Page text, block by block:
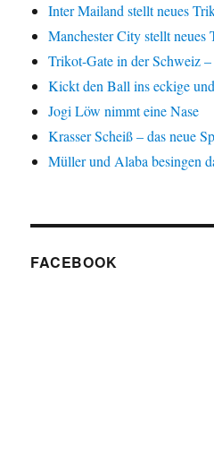
Inter Mailand stellt neues
Manchester City stellt
Trikot-Gate in der Schweiz
Kickt den Ball ins eckige
Jogi Löw nimmt eine Nase
Krasser Scheiß – das neue
Müller und Alaba besingen
FACEBOOK